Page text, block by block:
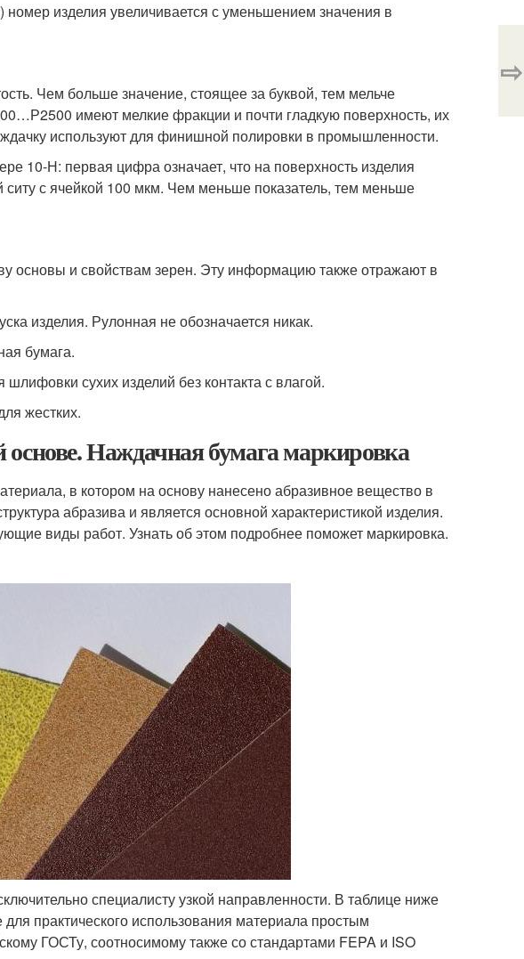
изделия увеличивается с уменьшением значения в
Чем больше значение, стоящее за буквой, тем мельче
имеют мелкие фракции и почти гладкую поверхность, их
используют для финишной полировки в промышленности.
10-Н: первая цифра означает, что на поверхность изделия
ситу с ячейкой 100 мкм. Чем меньше показатель, тем меньше
основы и свойствам зерен. Эту информацию также отражают в
изделия. Рулонная не обозначается никак.
бумага.
сухих изделий без контакта с влагой.
жестких.
Наждачная бумага маркировка
в котором на основу нанесено абразивное вещество в
абразива и является основной характеристикой изделия.
виды работ. Узнать об этом подробнее поможет маркировка.
специалисту узкой направленности. В таблице ниже
практического использования материала простым
ГОСТу, соотносимому также со стандартами FEPA и ISO
⇨